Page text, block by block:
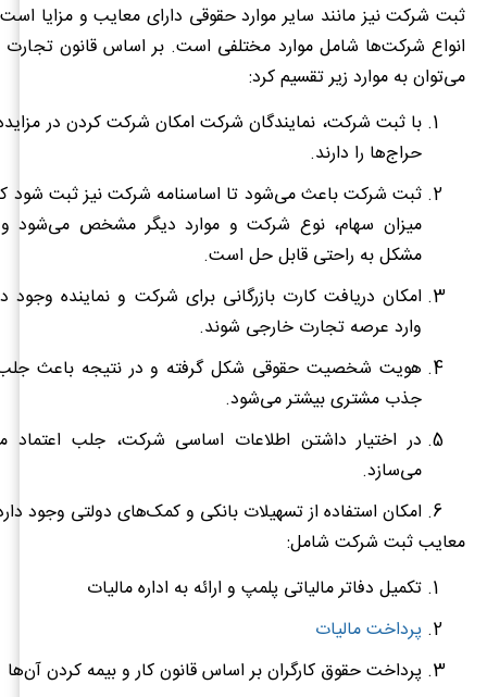
ثبت شرکت نیز مانند سایر موارد حقوقی دارای معایب و مزایا
انواع شرکت‌ها شامل موارد مختلفی است. بر اساس قانون تجارت
می‌توان به موارد زیر تقسیم کرد:
با ثبت شرکت، نمایندگان شرکت امکان شرکت کردن در
حراج‌ها را دارند.
ثبت شرکت باعث می‌شود تا اساسنامه شرکت نیز ثبت شود
میزان سهام، نوع شرکت و موارد دیگر مشخص می‌شود
مشکل به راحتی قابل حل است.
امکان دریافت کارت بازرگانی برای شرکت و نماینده وجود
وارد عرصه تجارت خارجی شوند.
هویت شخصیت حقوقی شکل گرفته و در نتیجه باعث جلب
جذب مشتری بیشتر می‌شود.
در اختیار داشتن اطلاعات اساسی شرکت، جلب اعتماد
می‌سازد.
امکان استفاده از تسهیلات بانکی و کمک‌های دولتی وجود
معایب ثبت شرکت شامل:
تکمیل دفاتر مالیاتی پلمپ و ارائه به اداره مالیات
پرداخت مالیات
پرداخت حقوق کارگران بر اساس قانون کار و بیمه کردن آن‌ها